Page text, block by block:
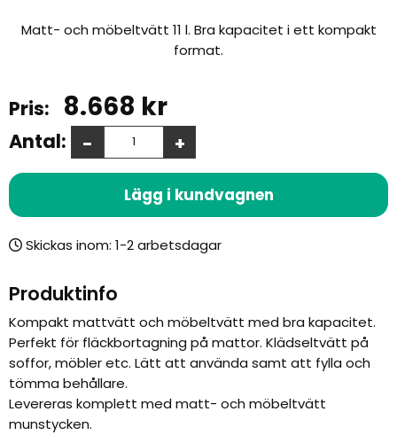
Matt- och möbeltvätt 11 l. Bra kapacitet i ett kompakt
format.
8.668 kr
Antal: +
-
Lägg i kundvagnen
Skickas inom:
Produktinfo
Kompakt mattvätt och möbeltvätt med bra kapacitet.
Perfekt för fläckbortagning på mattor. Klädseltvätt på
soffor, möbler etc. Lätt att använda samt att fylla och
tömma behållare.
Levereras komplett med matt- och möbeltvätt
munstycken.